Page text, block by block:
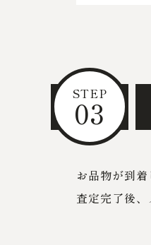
STEP
03
お品物が到
査定完了後